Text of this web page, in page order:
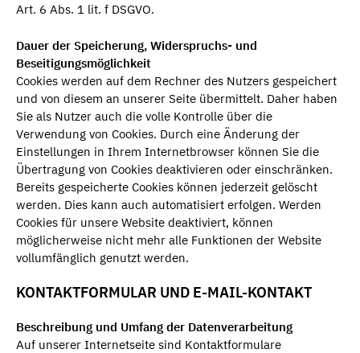
Art. 6 Abs. 1 lit. f DSGVO.
Dauer der Speicherung, Widerspruchs- und
Beseitigungsmöglichkeit
Cookies werden auf dem Rechner des Nutzers gespeichert
und von diesem an unserer Seite übermittelt. Daher haben
Sie als Nutzer auch die volle Kontrolle über die
Verwendung von Cookies. Durch eine Änderung der
Einstellungen in Ihrem Internetbrowser können Sie die
Übertragung von Cookies deaktivieren oder einschränken.
Bereits gespeicherte Cookies können jederzeit gelöscht
werden. Dies kann auch automatisiert erfolgen. Werden
Cookies für unsere Website deaktiviert, können
möglicherweise nicht mehr alle Funktionen der Website
vollumfänglich genutzt werden.
KONTAKTFORMULAR UND E-MAIL-KONTAKT
Beschreibung und Umfang der Datenverarbeitung
Auf unserer Internetseite sind Kontaktformulare